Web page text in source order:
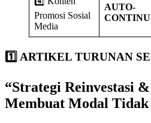
Promosi Sosial
Media
AUTO-
1️⃣ ARTIKEL TURUNAN
“Strategi Reinvestasi
Membuat Modal